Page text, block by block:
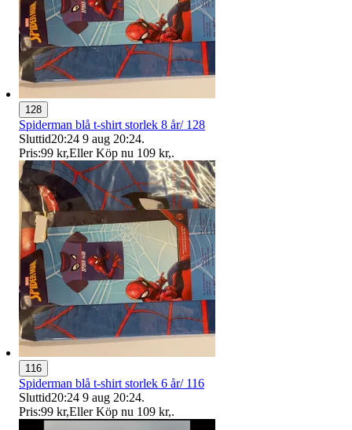
128
Spiderman blå t-shirt storlek 8 år/ 128
Sluttid20:24 9 aug 20:24.
Pris:99 kr,Eller Köp nu 109 kr,.
116
Spiderman blå t-shirt storlek 6 år/ 116
Sluttid20:24 9 aug 20:24.
Pris:99 kr,Eller Köp nu 109 kr,.